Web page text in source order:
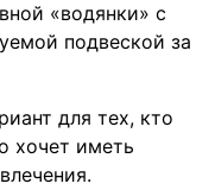
«водянки» с
подвеской за
для тех, кто
хочет иметь